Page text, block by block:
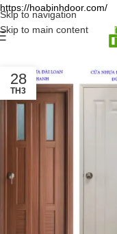
https://hoabinhdoor.com/
Skip to navigation
Skip to main content
28
TH3